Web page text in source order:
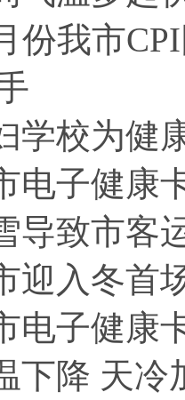
份我市
学校为健
电子健康
导致市客
迎入冬首
电子健康
下降 天冷